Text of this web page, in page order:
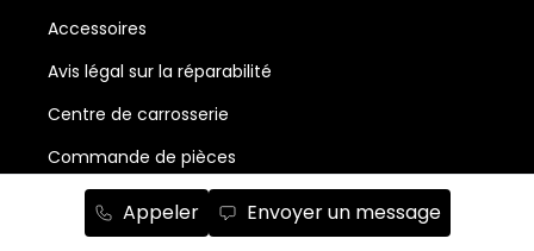
Appeler Envoyer un message
Accessoires
Avis légal sur la réparabilité
Centre de carrosserie
Commande de pièces
Forfaits esthétiques
Planifiez un rendez-vous